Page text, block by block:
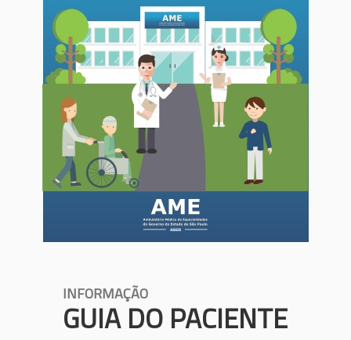
INFORMAÇÃO
GUIA DO PACIENTE